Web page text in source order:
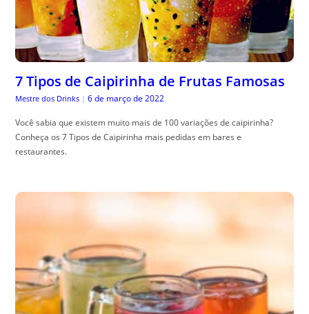
7 Tipos de Caipirinha de Frutas Famosas
Mestre dos Drinks | 6 de março de 2022
Você sabia que existem muito mais de 100 variações de caipirinha?
Conheça os 7 Tipos de Caipirinha mais pedidas em bares e
restaurantes.